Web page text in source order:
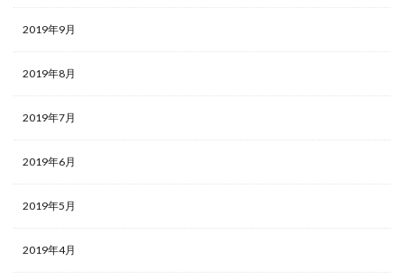
2019年9月
2019年8月
2019年7月
2019年6月
2019年5月
2019年4月